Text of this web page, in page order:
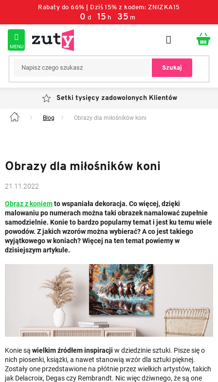
Rabaty do 66% | Dziś 15% z kodem: ZNIZKA15
0 d 15 h 35 m
Szukaj
Setki tysięcy zadowolonych Klientów
Home Blog Obrazy dla miłośników koni
Obrazy dla miłośników koni
21.11.2022
Obraz z koniemto wspaniała dekoracja. Co więcej, dzięki
malowaniu po numerach można taki obrazek namalować zupełnie
samodzielnie. Konie to bardzo popularny temat i jest ku temu wiele
powodów. Z jakich wzorów można wybierać? A co jest takiego
wyjątkowego w koniach? Więcej na ten temat powiemy w
dzisiejszym artykule.
Konie są wielkim źródłem inspiracji w dziedzinie sztuki. Pisze się o
nich piosenki, książki, a nawet stanowią wzór dla sztuki pięknej.
Zostały one przedstawione na płótnie przez wielkich artystów, takich
jak Delacroix, Degas czy Rembrandt. Nic więc dziwnego, że są one